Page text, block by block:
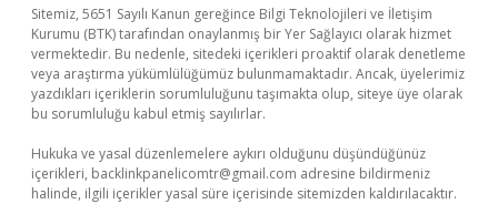
Sitemiz, 5651 Sayılı Kanun gereğince Bilgi Teknolojileri ve İletişim
Kurumu (BTK) tarafından onaylanmış bir Yer Sağlayıcı olarak hizmet
vermektedir. Bu nedenle, sitedeki içerikleri proaktif olarak denetleme
veya araştırma yükümlülüğümüz bulunmamaktadır. Ancak, üyelerimiz
yazdıkları içeriklerin sorumluluğunu taşımakta olup, siteye üye olarak
bu sorumluluğu kabul etmiş sayılırlar.
Hukuka ve yasal düzenlemelere aykırı olduğunu düşündüğünüz
içerikleri, backlinkpanelicomtr@gmail.com adresine bildirmeniz
halinde, ilgili içerikler yasal süre içerisinde sitemizden kaldırılacaktır.